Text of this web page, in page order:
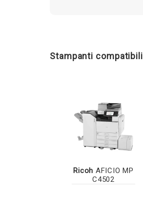
Stampanti compatibili
Ricoh AFICIO MP
C4502